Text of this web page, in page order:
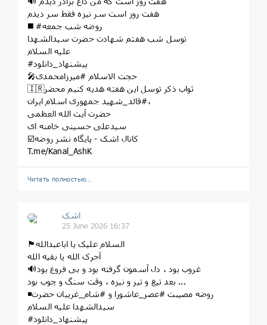
هفت روز است سر نیزه فقط سر دیدم
◼️ #روضه شب جمعه
توسل شب هفتم شهادت حضرت سیدالشهدا
علیه السلام
#پیشنهاد_دانلود
🎤حجت الاسلام #میرزامحمدی
🇮🇷ثواب ذکر توسل این هفته هدیه کنیم محضر
#قائد_شهید جمهوری اسلام ایران،
حضرت آیت الله العظمی
سیدعلی حسینی خامنه ای
☑️کانال اشک - پایگاه نشر روضه
T.me/Kanal_AshK
Читать полностью…
اشک
25 June 2026 16:37
🏴السلام علیک یا اباعبدالله
آجرک الله یا بقیه الله
🔊غروب بود ، دل آسمون گرفته بود و بی فروغ بود
بعد تیغ و تیر و نیزه ، وقت سنگ و چوب بود ...
◾️روضه مصیبت #عصر_عاشورا و #شام_غریبان حضرت
سیدالشهدا علیه السلام
#پیشنهاد_دانلود